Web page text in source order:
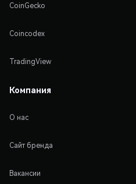
CoinGecko
Coincodex
TradingView
Компания
О нас
Сайт бренда
Вакансии